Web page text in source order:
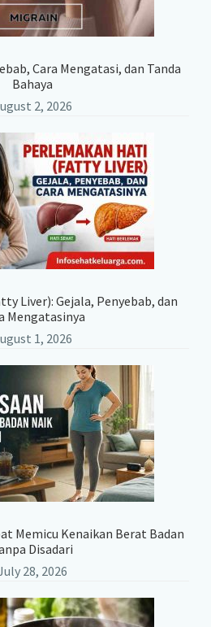
Cara Mengatasi, dan Tanda
Bahaya
2, 2026
Liver): Gejala, Penyebab, dan
Mengatasinya
1, 2026
Memicu Kenaikan Berat Badan
Disadari
28, 2026